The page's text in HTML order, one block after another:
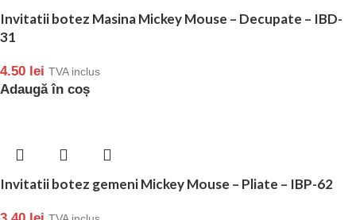
Invitatii botez Masina Mickey Mouse – Decupate – IBD-
31
4.50 lei TVA inclus
Adaugă în coș
Invitatii botez gemeni Mickey Mouse – Pliate – IBP-62